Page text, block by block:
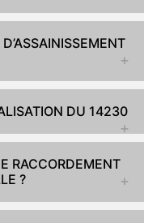
DU 14230
RACCORDEMENT
?